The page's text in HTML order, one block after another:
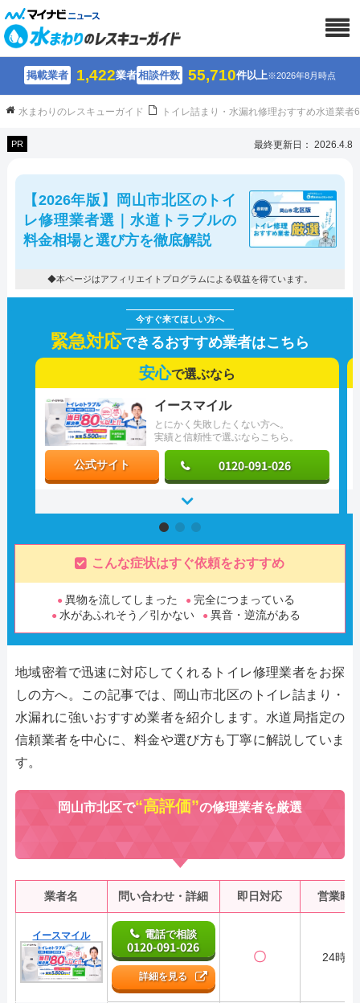
掲載業者 1,422業者相談件数 55,710件以上※2026年8月時点
水まわりのレスキューガイド トイレ詰まり・水漏れ修理おすすめ水道業
PR 最終更新日： 2026.4.8
【2026年版】岡山市北区のトイ
レ修理業者選｜水道トラブルの
料金相場と選び方を徹底解説
◆本ページはアフィリエイトプログラムによる収益を得ています。
緊急対応できるおすすめ業者はこちら
安心で選ぶなら
とにかく失敗したくない方へ。
実績と信頼性で選ぶならこちら。
イースマイル
公式サイト 0120-091-026
こんな症状はすぐ依頼をおすすめ
異物を流してしまった
完全につまっている
水があふれそう／引かない
異音・逆流がある
地域密着で迅速に対応してくれるトイレ修理業者をお探
しの方へ。この記事では、岡山市北区のトイレ詰まり・
水漏れに強いおすすめ業者を紹介します。水道局指定の
信頼業者を中心に、料金や選び方も丁寧に解説していま
す。
岡山市北区で“高評価”の修理業者を厳選
業者名 問い合わせ・詳細 即日対応 営業時
イースマイル 電話で相談
0120-091-026
詳細を見る
〇 24時間